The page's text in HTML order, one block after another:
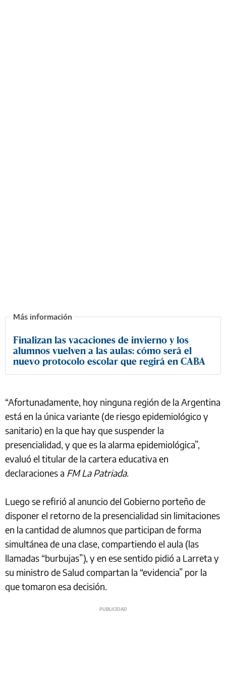
Finalizan las vacaciones de invierno y los
alumnos vuelven a las aulas: cómo será el
nuevo protocolo escolar que regirá en CABA
“Afortunadamente, hoy ninguna región de la Argentina
está en la única variante (de riesgo epidemiológico y
sanitario) en la que hay que suspender la
presencialidad, y que es la alarma epidemiológica”,
evaluó el titular de la cartera educativa en
declaraciones a FM La Patriada.
Luego se refirió al anuncio del Gobierno porteño de
disponer el retorno de la presencialidad sin limitaciones
en la cantidad de alumnos que participan de forma
simultánea de una clase, compartiendo el aula (las
llamadas “burbujas”), y en ese sentido pidió a Larreta y
su ministro de Salud compartan la “evidencia” por la
que tomaron esa decisión.